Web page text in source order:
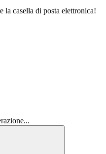
la casella di posta elettronica!